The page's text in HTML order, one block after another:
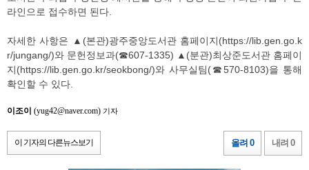
라인으로 접수하면 된다.
자세한 사항은 ▲(본관)광주중앙도서관 홈페이지(https://lib.gen.go.k
r/jungang/)와 문헌정보과(☎607-1335) ▲(분관)최상준도서관 홈페이
지(https://lib.gen.go.kr/seokbong/)와 사무실팀(☎570-8103)을 통해
확인할 수 있다.
이조이 (yug42@naver.com) 기자
이 기자의 다른뉴스보기 올려 0 내려 0